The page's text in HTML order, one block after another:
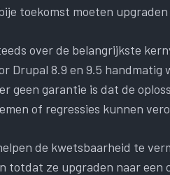
toekomst moeten upgraden
over de belangrijkste
Drupal 8.9 en 9.5
geen garantie is dat de
of regressies kunnen
de kwetsbaarheid te
totdat ze upgraden naar een